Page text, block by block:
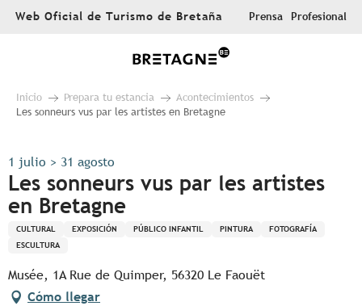
AllerWeb Oficial de Turismo de Bretaña Prensa Profesional
Inicio Prepara tu estancia
Acontecimientos
Les sonneurs vus par les artistes en Bretagne
1 julio > 31 agosto
Les sonneurs vus par les artistes
en Bretagne
CULTURAL EXPOSICIÓN PÚBLICO INFANTIL PINTURA
FOTOGRAFÍA
ESCULTURA
Musée, 1A Rue de Quimper, 56320 Le Faouët
Cómo llegar